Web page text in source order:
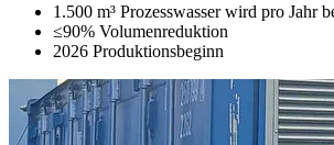
1.500 m³ Prozesswasser wird pro Jahr
≤90% Volumenreduktion
2026 Produktionsbeginn